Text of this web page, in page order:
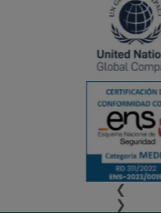
❮
❯